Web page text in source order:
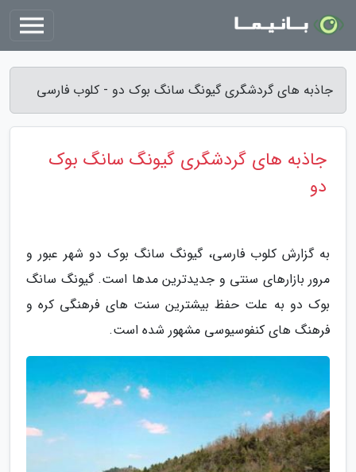
جاذبه های گردشگری گیونگ سانگ بوک دو - کلوب فارسی
جاذبه های گردشگری گیونگ سانگ بوک
دو
به گزارش کلوب فارسی، گیونگ سانگ بوک دو شهر عبور و
مرور بازارهای سنتی و جدیدترین مدها است. گیونگ سانگ
بوک دو به علت حفظ بیشترین سنت های فرهنگی کره و
فرهنگ های کنفوسیوسی مشهور شده است.